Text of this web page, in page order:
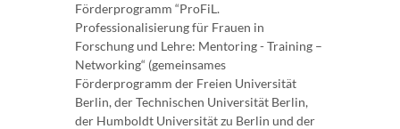
Förderprogramm “ProFiL.
Professionalisierung für Frauen in
Forschung und Lehre: Mentoring - Training –
Networking“ (gemeinsames
Förderprogramm der Freien Universität
Berlin, der Technischen Universität Berlin,
der Humboldt Universität zu Berlin und der